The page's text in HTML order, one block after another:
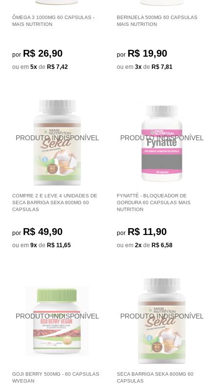
ÔMEGA 3 1000MG 60 CAPSULAS -
MAIS NUTRITION
por R$ 26,90
ou em 5x de R$ 7,42
BERINJELA 500MG 60 CAPSULAS
MAIS NUTRITION
por R$ 19,90
ou em 3x de R$ 7,81
COMPRE 2 E LEVE 4 UNIDADES DE
SECA BARRIGA SEKA 800MG 60
CAPSULAS
por R$ 49,90
ou em 9x de R$ 11,65
FYNATTÉ - BLOQUEADOR DE
GORDURA 60 CAPSULAS MAIS
NUTRITION
por R$ 11,90
ou em 2x de R$ 6,58
GOJI BERRY 500MG - 60 CAPSULAS
WVEGAN
SECA BARRIGA SEKA 800MG 60
CAPSULAS